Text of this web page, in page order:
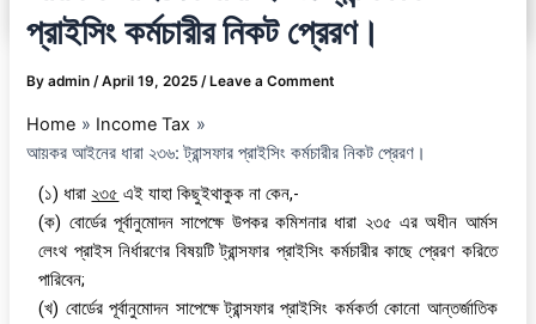
প্রাইসিং কর্মচারীর নিকট প্রেরণ।
Byadmin/April 19, 2025/ Leave a Comment
Home
Income Tax
আয়কর আইনের ধারা ২৩৬: ট্রান্সফার প্রাইসিং কর্মচারীর নিকট প্রেরণ।
(১) ধারা ২৩৫ এই যাহা কিছুইথাকুক না কেন,-
(ক) বোর্ডের পূর্বানুমোদন সাপেক্ষে উপকর কমিশনার ধারা ২৩৫ এর অধীন আর্মস
লেংথ প্রাইস নির্ধারণের বিষয়টি ট্রান্সফার প্রাইসিং কর্মচারীর কাছে প্রেরণ করিতে
পারিবেন;
(খ) বোর্ডের পূর্বানুমোদন সাপেক্ষে ট্রান্সফার প্রাইসিং কর্মকর্তা কোনো আন্তর্জাতিক